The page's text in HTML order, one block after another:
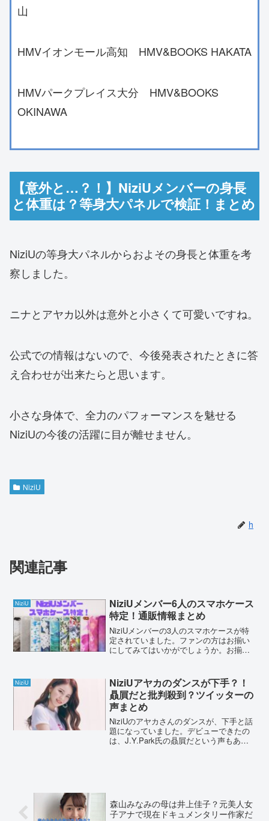
山
HMVイオンモール高知 HMV&BOOKS HAKATA
HMVパークプレイス大分 HMV&BOOKS
OKINAWA
【意外と…？！】NiziUメンバーの身長
と体重は？等身大パネルで検証！まとめ
NiziUの等身大パネルからおよその身長と体重を考
察しました。
ニナとアヤカ以外は意外と小さくて可愛いですね。
公式での情報はないので、今後発表されたときに答
え合わせが出来たらと思います。
小さな身体で、全力のパフォーマンスを魅せる
NiziUの今後の活躍に目が離せません。
NiziU
h
関連記事
NiziU
NiziUメンバー6人のスマホケース
特定！通販情報まとめ
NiziUメンバーの3人のスマホケースが特
定されていました。ファンの方はお揃い
にしてみてはいかがでしょうか。お揃い
ホケース特定！メンバーのスマホケース
を特定しまし...
NiziU
NiziUアヤカのダンスが下手？！
贔屓だと批判殺到？ツイッターの
声まとめ
NiziUのアヤカさんのダンスが、下手と話
題になっていました。デビューできたの
は、J.Y.Park氏の贔屓だという声もあり
森山みなみの母は井上佳子？元美人女
子アナで現在ドキュメンタリー作家だ